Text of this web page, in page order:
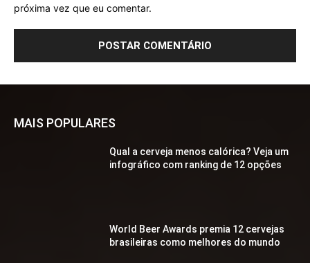
próxima vez que eu comentar.
MAIS POPULARES
Qual a cerveja menos calórica? Veja um
infográfico com ranking de 12 opções
World Beer Awards premia 12 cervejas
brasileiras como melhores do mundo